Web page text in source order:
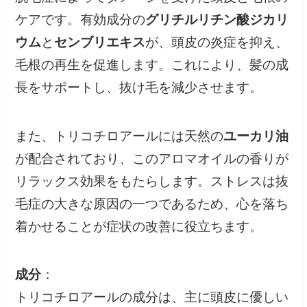
ケアです。有効成分のグリチルリチン酸ジカリ
ウムと センブリエキスが、頭皮の炎症を抑え、
毛根の再生を促進します。これにより、髪の成
長をサポートし、抜け毛を減少させます。
また、トリコチロアールには天然のユーカリ油
が配合されており、このアロマオイルの香りが
リラックス効果をもたらします。ストレスは抜
毛症の大きな原因の一つであるため、心を落ち
着かせることが症状の改善に役立ちます。
成分：
トリコチロアールの成分は、主に頭皮に優しい